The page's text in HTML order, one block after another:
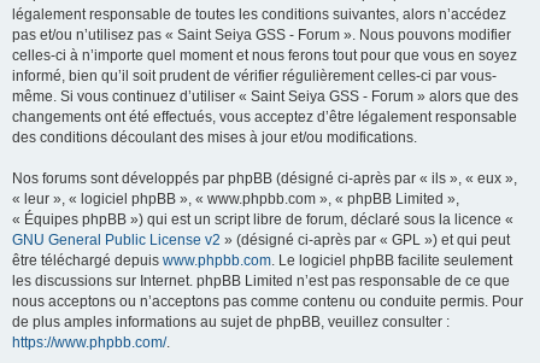
légalement responsable de toutes les conditions suivantes, alors n’accédez
pas et/ou n’utilisez pas « Saint Seiya GSS - Forum ». Nous pouvons modifier
celles-ci à n’importe quel moment et nous ferons tout pour que vous en soyez
informé, bien qu’il soit prudent de vérifier régulièrement celles-ci par vous-
même. Si vous continuez d’utiliser « Saint Seiya GSS - Forum » alors que des
changements ont été effectués, vous acceptez d’être légalement responsable
des conditions découlant des mises à jour et/ou modifications.
Nos forums sont développés par phpBB (désigné ci-après par « ils », « eux »,
« leur », « logiciel phpBB », « www.phpbb.com », « phpBB Limited »,
« Équipes phpBB ») qui est un script libre de forum, déclaré sous la licence «
GNU General Public License v2 » (désigné ci-après par « GPL ») et qui peut
être téléchargé depuis www.phpbb.com. Le logiciel phpBB facilite seulement
les discussions sur Internet. phpBB Limited n’est pas responsable de ce que
nous acceptons ou n’acceptons pas comme contenu ou conduite permis. Pour
de plus amples informations au sujet de phpBB, veuillez consulter :
https://www.phpbb.com/.